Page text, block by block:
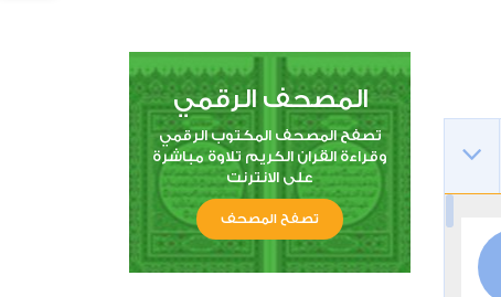
المصحف الرقمي
تصفح المصحف المكتوب الرقمي
وقراءة القران الكريم تلاوة مباشرة
على الانترنت
تصفح المصحف